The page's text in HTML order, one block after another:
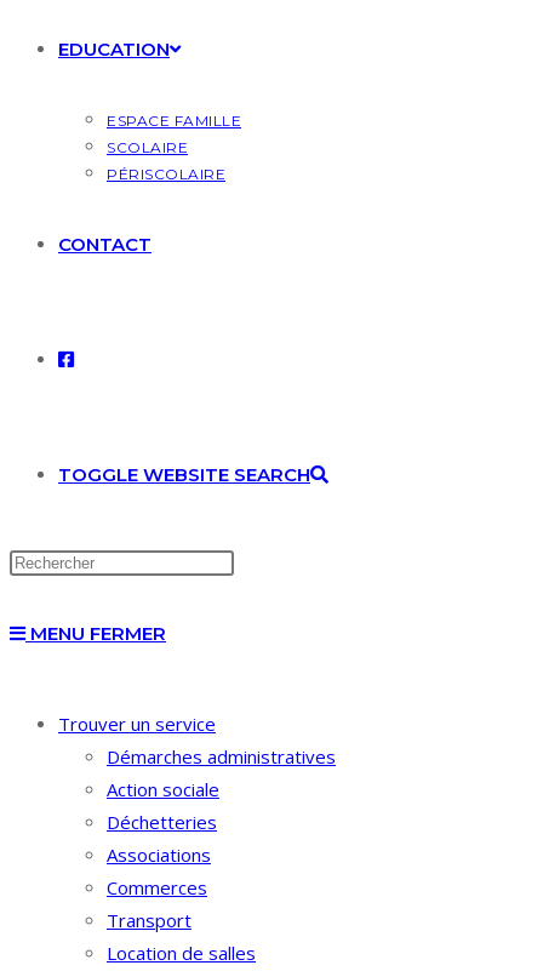
EDUCATION
ESPACE FAMILLE
SCOLAIRE
PÉRISCOLAIRE
CONTACT
TOGGLE WEBSITE SEARCH
MENU FERMER
Trouver un service
Démarches administratives
Action sociale
Déchetteries
Associations
Commerces
Transport
Location de salles